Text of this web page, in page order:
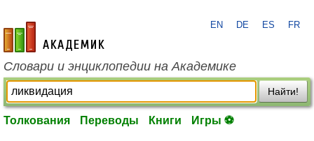
academic.ru
EN DE ES FR
Словари и энциклопедии на Академике
Найти!
Толкования Переводы Книги Игры ⚽